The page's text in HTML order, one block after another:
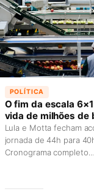
POLÍTICA
O fim da escala
vida de milhões de
Lula e Motta fecham
jornada de 44h para
Cronograma completo…